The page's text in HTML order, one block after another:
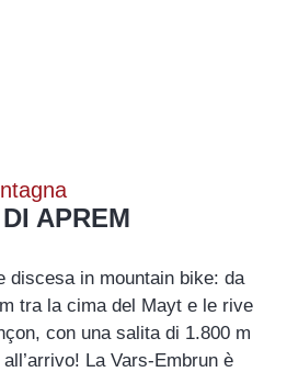
APREM
discesa in mountain bike: da
tra la cima del Mayt e le rive
con una salita di 1.800 m
La Vars-Embrun è